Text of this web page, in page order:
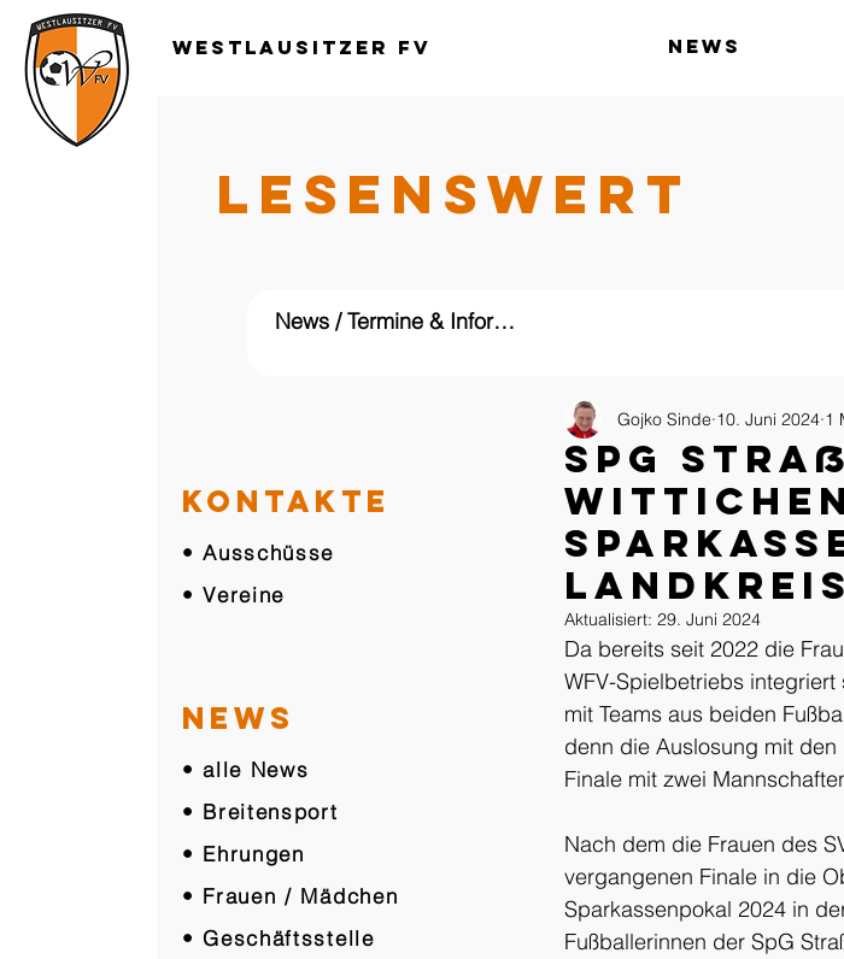
Westlausitzer FV News
LESENSWERT
KONTAKTE
• Ausschüsse
• Vereine
NEWS
• alle News
• Breitensport
• Ehrungen
• Frauen / Mädchen
• Geschäftsstelle
SpG
Landkreis
Gojko Sinde 10. Juni 2024 1
Aktualisiert:29. Juni 2024
Da bereits seit 2022 die
WFV-Spielbetriebs
mit Teams aus beiden
denn die Auslosung mit
Finale mit zwei
Nach dem die Frauen des
vergangenen Finale in die
Sparkassenpokal 2024 in
Fußballerinnen der SpG